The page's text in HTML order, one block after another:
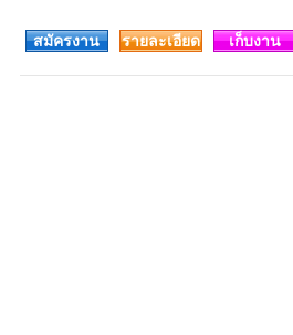
สมัครงาน
รายละเอียด เก็บงาน